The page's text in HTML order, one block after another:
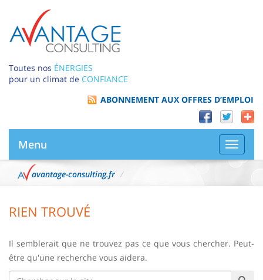
Toutes nos ÉNERGIES
pour un climat de CONFIANCE
ABONNEMENT AUX OFFRES D’EMPLOI
la
Menu
avantage-consulting.fr
RIEN TROUVÉ
Il semblerait que ne trouvez pas ce que vous chercher. Peut-
être qu'une recherche vous aidera.